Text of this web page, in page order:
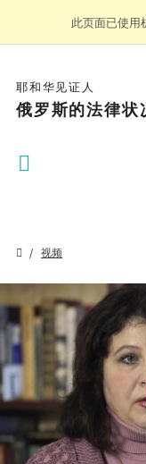
此页面已使用
耶和华见证人
俄罗斯的法律状
视频